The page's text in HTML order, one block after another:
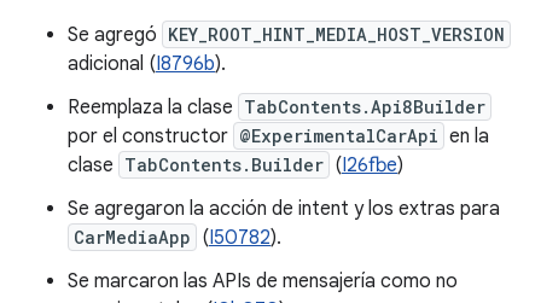
Se agregó KEY_ROOT_HINT_MEDIA_HOST_VERSION
adicional (I8796b).
Reemplaza la clase TabContents.Api8Builder
por el constructor @ExperimentalCarApi en la
clase TabContents.Builder (I26fbe)
Se agregaron la acción de intent y los extras para
CarMediaApp (I50782).
Se marcaron las APIs de mensajería como no